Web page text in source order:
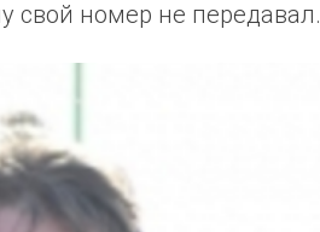
свой номер не передавал.